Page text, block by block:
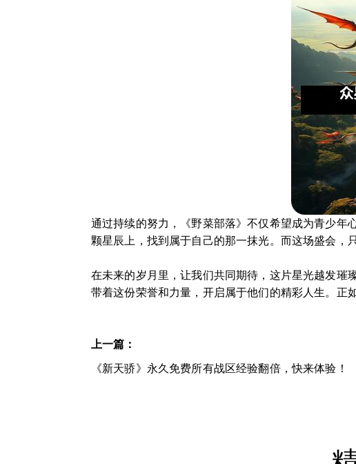
通过持续的努力，《野菜部落》不仅希望成为青少年
颗星辰上，找到属于自己的那一抹光。而这场盛会，
在未来的岁月里，让我们共同期待，这片星光越发璀
带着这份荣誉和力量，开启属于他们的精彩人生。正
上一篇：
《新天骄》永久免费所有战区经验翻倍，快来体验！